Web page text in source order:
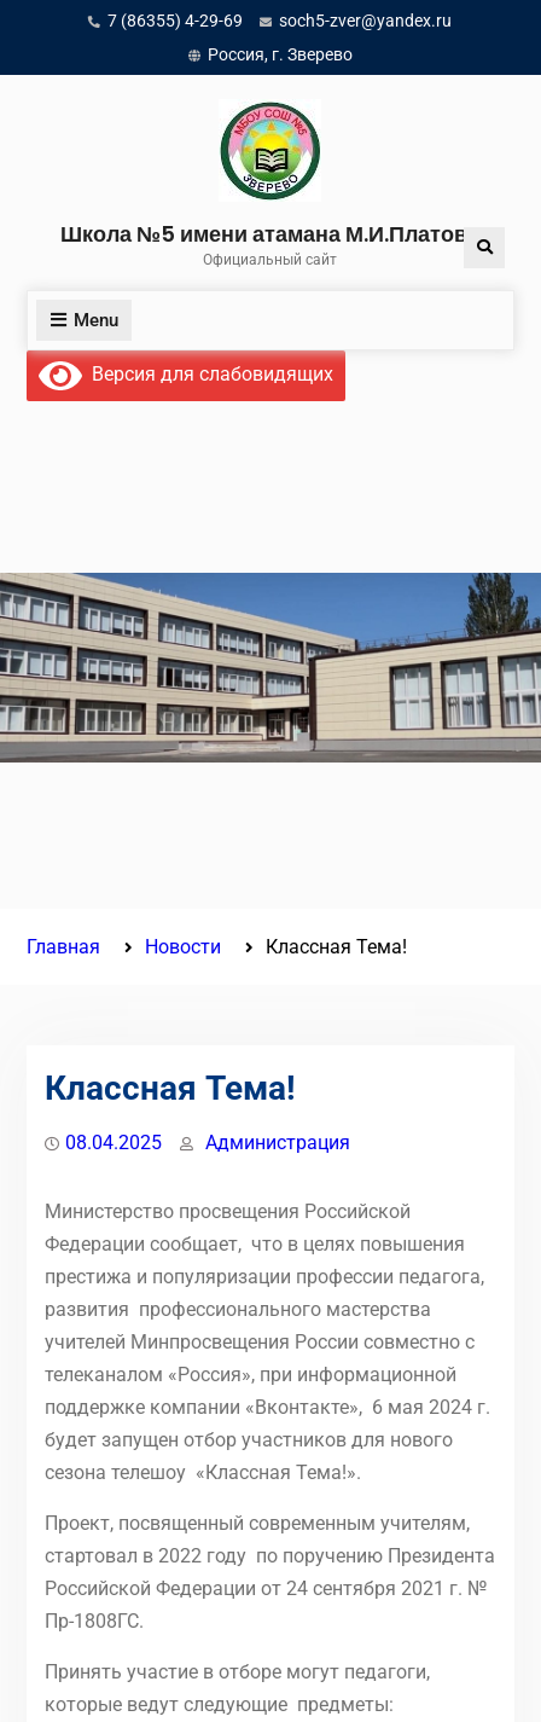
content
7 (86355) 4-29-69
soch5-zver@yandex.ru
Россия, г. Зверево
Школа №5 имени атамана М.И.Платова
Официальный сайт
Menu
Search
Версия для слабовидящих
Главная Новости Классная Тема!
Классная Тема!
08.04.2025 Администрация
Министерство просвещения Российской
Федерации сообщает, что в целях повышения
престижа и популяризации профессии педагога,
развития профессионального мастерства
учителей Минпросвещения России совместно с
телеканалом «Россия», при информационной
поддержке компании «Вконтакте», 6 мая 2024 г.
будет запущен отбор участников для нового
сезона телешоу «Классная Тема!».
Проект, посвященный современным учителям,
стартовал в 2022 году по поручению Президента
Российской Федерации от 24 сентября 2021 г. №
Пр-1808ГС.
Принять участие в отборе могут педагоги,
которые ведут следующие предметы: